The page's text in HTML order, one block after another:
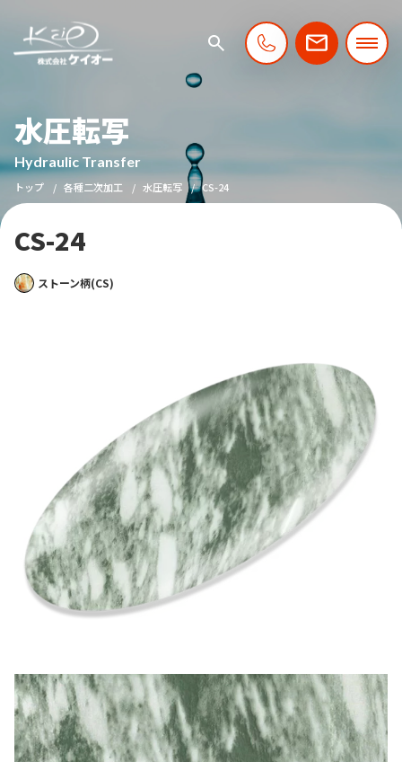
水圧転写
Hydraulic Transfer
トップ 各種二次加工 水圧転写 CS-24
CS-24
ストーン柄(CS)